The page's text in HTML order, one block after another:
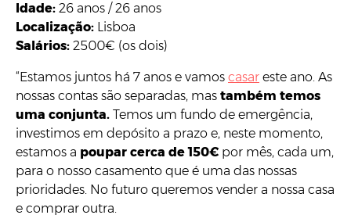
Idade: 26 anos / 26 anos
Localização: Lisboa
Salários: 2500€ (os dois)
“Estamos juntos há 7 anos e vamos casar este ano. As
nossas contas são separadas, mas também temos
uma conjunta. Temos um fundo de emergência,
investimos em depósito a prazo e, neste momento,
estamos a poupar cerca de 150€ por mês, cada um,
para o nosso casamento que é uma das nossas
prioridades. No futuro queremos vender a nossa casa
e comprar outra.